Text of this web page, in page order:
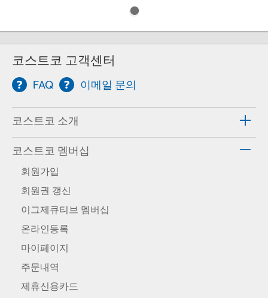
코스트코 고객센터
FAQ 이메일 문의
코스트코 소개
코스트코 멤버십
회원가입
회원권 갱신
이그제큐티브 멤버십
온라인등록
마이페이지
주문내역
제휴신용카드